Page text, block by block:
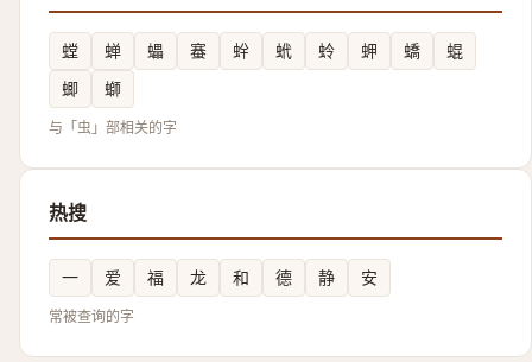
螳 蝉 蠝 䗙 䖫 蚮 蛉 䖬 蟜
蜫
蝍
螄
与「虫」部相关的字
热搜
一 爱 福 龙 和 德 静 安
常被查询的字